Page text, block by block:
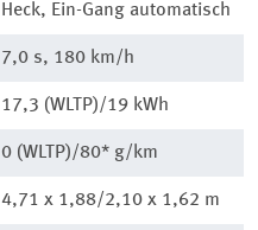
Heck, Ein-Gang automatisch
7,0 s, 180 km/h
17,3 (WLTP)/19 kWh
0 (WLTP)/80* g/km
4,71 x 1,88/2,10 x 1,62 m